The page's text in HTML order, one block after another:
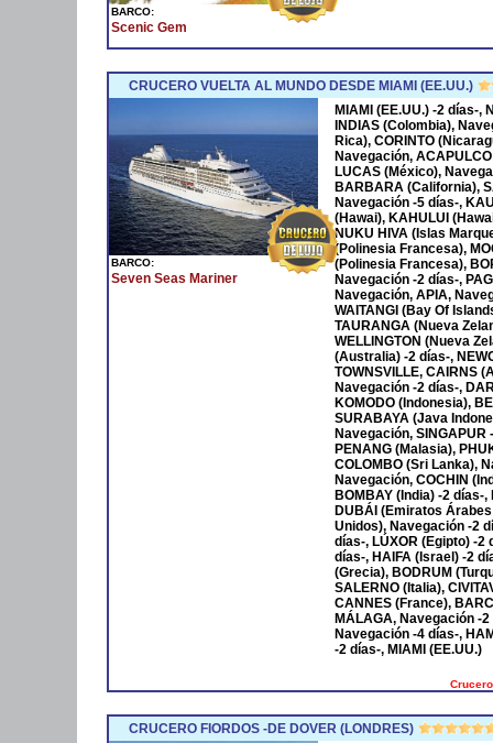
BARCO:
Scenic Gem
CRUCERO VUELTA AL MUNDO DESDE MIAMI (EE.UU.)
BARCO:
Seven Seas Mariner
MIAMI (EE.UU.) -2 días-,
INDIAS (Colombia),
Rica), CORINTO
Navegación,
LUCAS (México),
BARBARA (California),
Navegación -5 días-,
(Hawai), KAHULUI
NUKU HIVA (Islas
(Polinesia Francesa),
(Polinesia Francesa),
Navegación -2 días-,
Navegación, APIA,
WAITANGI (Bay Of
TAURANGA (Nueva
WELLINGTON (Nueva
(Australia) -2 días-,
TOWNSVILLE, CAIRNS
Navegación -2 días-,
KOMODO (Indonesia),
SURABAYA (Java
Navegación, SINGAPUR
PENANG (Malasia),
COLOMBO (Sri Lanka),
Navegación, COCHIN
BOMBAY (India) -2 días-
DUBÁI (Emiratos
Unidos), Navegación -2
días-, LÚXOR (Egipto) -
días-, HAIFA (Israel) -2
(Grecia), BODRUM
SALERNO (Italia),
CANNES (France),
MÁLAGA, Navegación -
Navegación -4 días-,
-2 días-, MIAMI (EE.UU.)
CRUCERO FIORDOS -DE DOVER (LONDRES)